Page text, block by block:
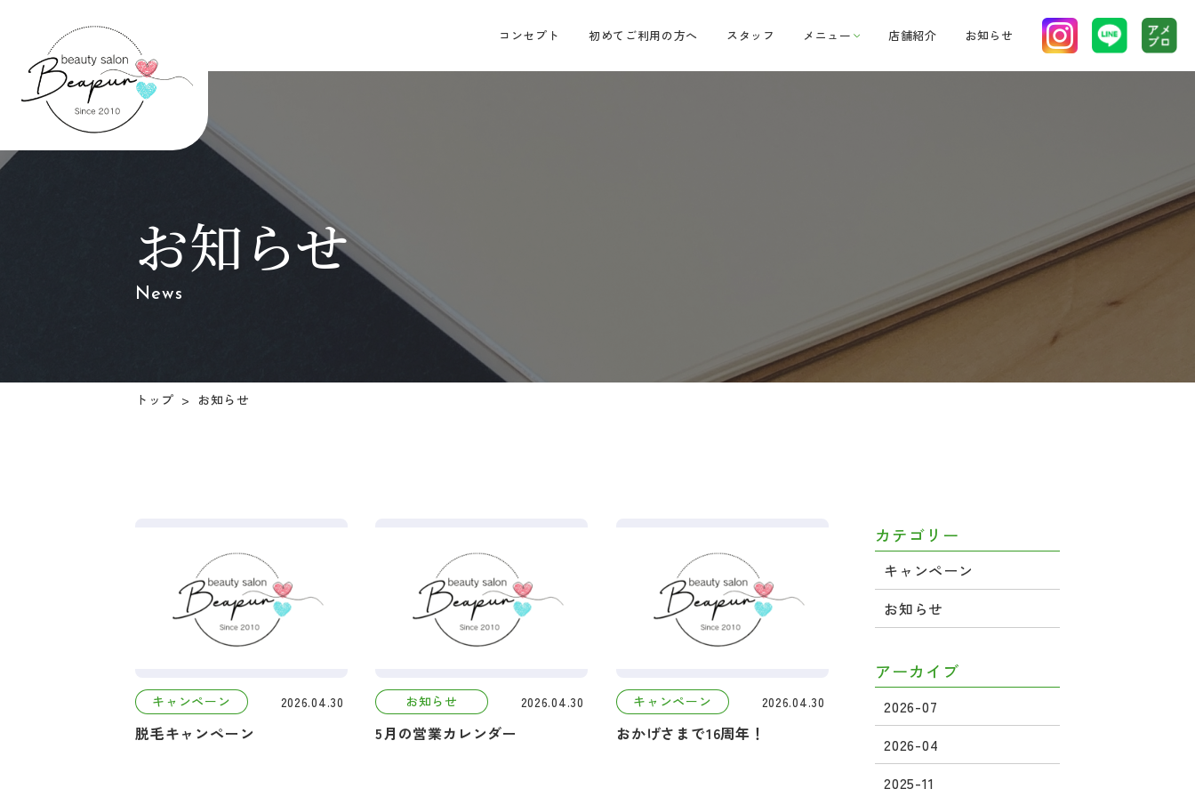
コンセプト 初めてご利用の方へ スタッフ メニュー 店舗紹介 お知らせ
お知らせ
News
トップ > お知らせ
キャンペーン 2026.04.30
脱毛キャンペーン
お知らせ 2026.04.30
5月の営業カレンダー
キャンペーン 2026.04.30
おかげさまで16周年！
カテゴリー
キャンペーン
お知らせ
アーカイブ
2026-07
2026-04
2025-11